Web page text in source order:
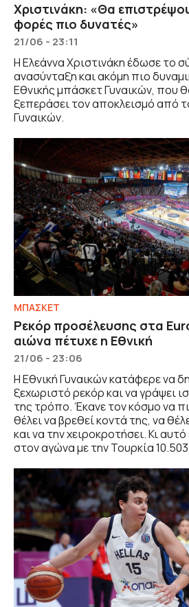
Χριστινάκη: «Θα
φορές πιο δυνατές»
21/06 - 23:11
Η Ελεάννα Χριστινάκη έδωσε το
ανασύνταξη και ακόμη πιο
Εθνικής μπάσκετ Γυναικών, που
ξεπεράσει τον αποκλεισμό από
Γυναικών.
ΜΠΑΣΚΕΤ
Ρεκόρ προσέλευσης στα
αιώνα πέτυχε η Εθνική
21/06 - 23:06
Η Εθνική Γυναικών κατάφερε να
ξεχωριστό ρεκόρ και να γράψει
της τρόπο. Έκανε τον κόσμο να
θέλει να βρεθεί κοντά της, να
και να την χειροκροτήσει. Κι
στον αγώνα με την Τουρκία